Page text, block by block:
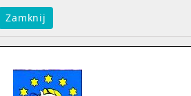
Zamknij